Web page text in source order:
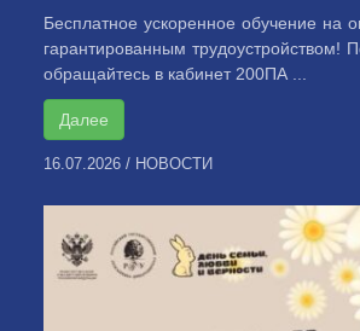
Бесплатное ускоренное обучение на
гарантированным трудоустройством!
обращайтесь в кабинет 200ПА ...
Далее
16.07.2026 / НОВОСТИ